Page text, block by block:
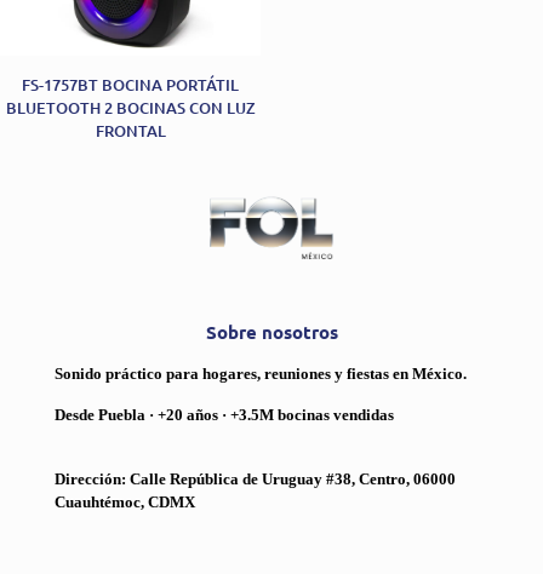
FS-1757BT BOCINA PORTÁTIL
BLUETOOTH 2 BOCINAS CON LUZ
FRONTAL
Sobre nosotros
Sonido práctico para hogares, reuniones y fiestas en México.
Desde Puebla · +20 años · +3.5M bocinas vendidas
Dirección: Calle República de Uruguay #38, Centro, 06000
Cuauhtémoc, CDMX